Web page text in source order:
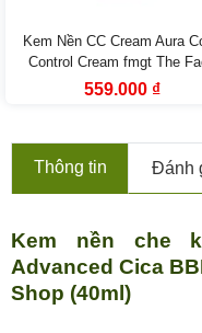
Kem Nền CC Cream Aura
Control Cream fmgt The
Shop
Giá
559.000 ₫Giá
Thông tin Đánh
Kem nền che
Advanced Cica
Shop (40ml)